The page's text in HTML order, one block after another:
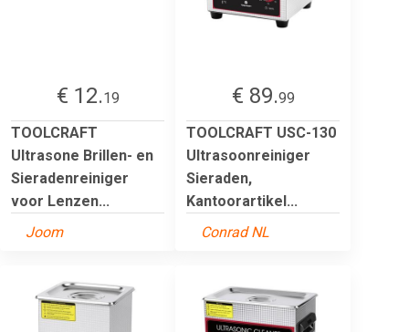
€ 12.19
TOOLCRAFT
Ultrasone Brillen- en
Sieradenreiniger
voor Lenzen...
Joom
€ 89.99
TOOLCRAFT USC-130
Ultrasoonreiniger
Sieraden,
Kantoorartikel...
Conrad NL